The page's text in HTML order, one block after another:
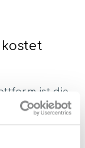
kostet
ist die
für
ab.